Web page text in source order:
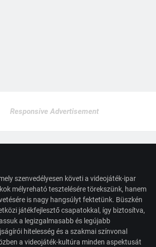
Responsive Advertisement
szenvedélyesen követi a videojáték-ipar
mélyreható tesztelésére törekszünk, hanem
is nagy hangsúlyt fektetünk. Büszkén
játékfejlesztő csapatokkal, így biztosítva,
a legizgalmasabb és legújabb
hitelesség és a szakmai színvonal
a videojáték-kultúra minden aspektusát